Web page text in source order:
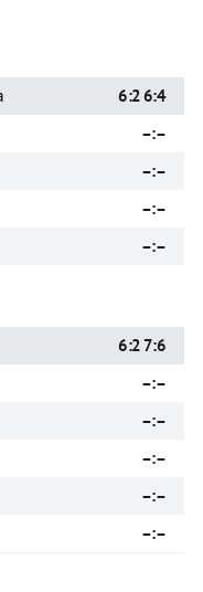
6:2 6:4
–:–
–:–
–:–
–:–
6:2 7:6
–:–
–:–
–:–
–:–
–:–